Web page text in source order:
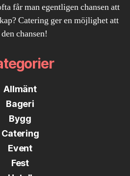
får man egentligen chansen att
Catering ger en möjlighet att
chansen!
Allmänt
Bageri
Bygg
Catering
Event
Fest